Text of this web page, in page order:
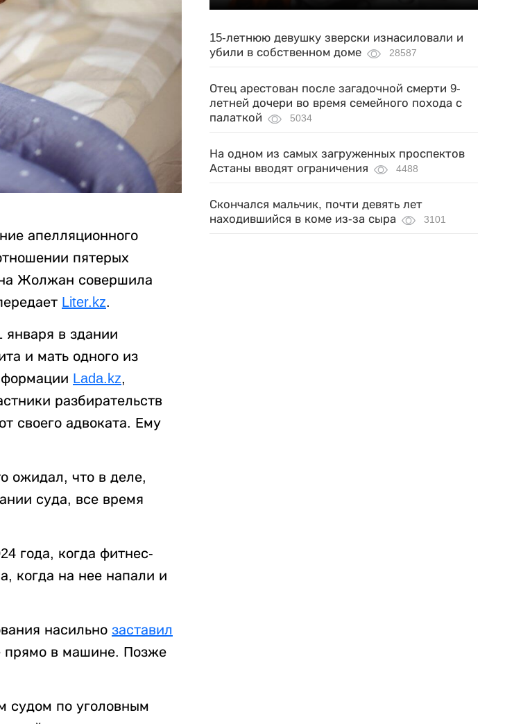
апелляционного
пятерых
Жолжан совершила
Liter.kz.
в здании
и мать одного из
Lada.kz,
разбирательств
своего адвоката. Ему
ожидал, что в деле,
суда, все время
года, когда фитнес-
когда на нее напали и
насильно заставил
прямо в машине. Позже
судом по уголовным
15-летнюю девушку зверски изнасиловали и
убили в собственном доме
28587
Отец арестован после загадочной смерти 9-
летней дочери во время семейного похода с
палаткой
5034
На одном из самых загруженных проспектов
Астаны вводят ограничения
4488
Скончался мальчик, почти девять лет
находившийся в коме из-за сыра
3101